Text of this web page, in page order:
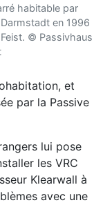
habitable par
en 1996
© Passivhaus
et
par la Passive
lui pose
les VRC
Klearwall à
avec une